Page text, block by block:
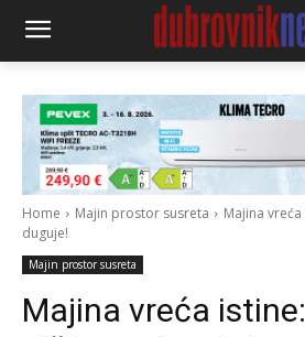
Home Majin prostor susreta
Majina
duguje!
Majin prostor susreta
Majina vreća